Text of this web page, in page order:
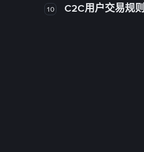
10 C2C用户交易规则